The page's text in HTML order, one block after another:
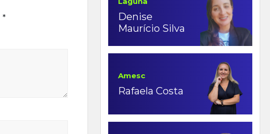
*
Denise
Maurício Silva
Amesc
Rafaela Costa